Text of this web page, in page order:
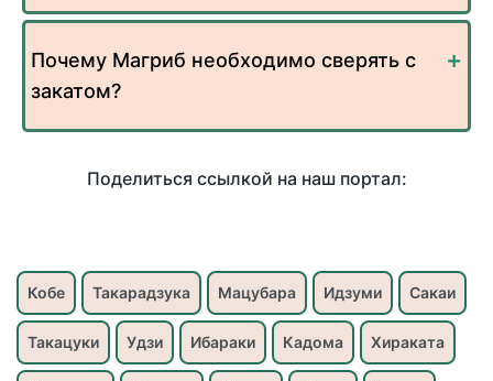
Почему Магриб необходимо сверять с
закатом?
Поделиться ссылкой на наш портал:
Кобе Такарадзука Мацубара Идзуми Сакаи
Такацуки Удзи Ибараки Кадома Хираката